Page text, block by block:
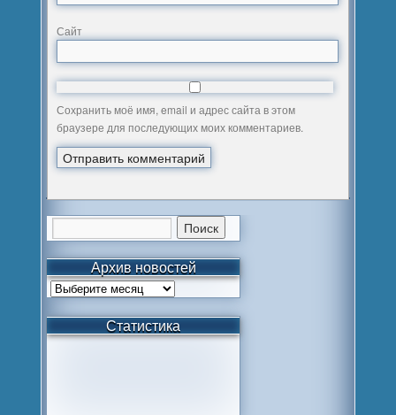
Сайт
Сохранить моё имя, email и адрес сайта в этом
браузере для последующих моих комментариев.
Архив новостей
Статистика